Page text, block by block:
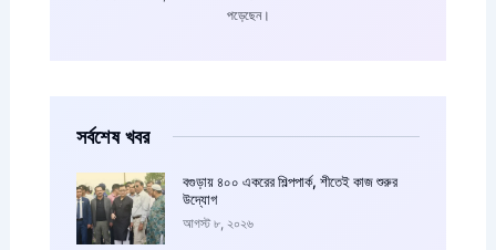
পড়েছেন।
সর্বশেষ খবর
বগুড়ায় ৪০০ একরের শিল্পপার্ক, শীতেই কাজ শুরুর
উদ্যোগ
আগস্ট ৮, ২০২৬